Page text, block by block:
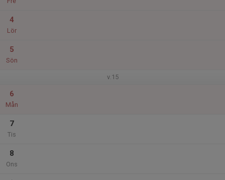
4
Lör
5
Sön
v.15
6
Mån
7
Tis
8
Ons